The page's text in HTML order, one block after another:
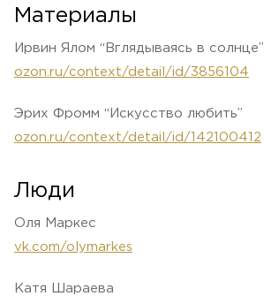
Материалы
Ирвин Ялом “Вглядываясь в солнце”
ozon.ru/context/detail/id/3856104
Эрих Фромм “Искусство любить”
ozon.ru/context/detail/id/142100412
Люди
Оля Маркес
vk.com/olymarkes
Катя Шараева